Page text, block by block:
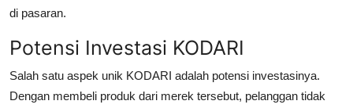
di pasaran.
Potensi Investasi KODARI
Salah satu aspek unik KODARI adalah potensi investasinya.
Dengan membeli produk dari merek tersebut, pelanggan tidak